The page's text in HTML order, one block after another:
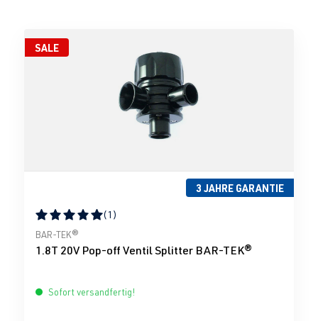
SALE
3 JAHRE GARANTIE
Durchschnittliche Bewertung von 5 von 5 Sternen
(1)
BAR-TEK®
1.8T 20V Pop-off Ventil Splitter BAR-TEK®
Sofort versandfertig!